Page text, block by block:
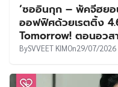
‘ซออินกุก – พัคจีฮยอ
ออฟฟิศด้วยเรตติ้ง
Tomorrow! ตอนอวส
BySVVEET KIMOn29/07/2026